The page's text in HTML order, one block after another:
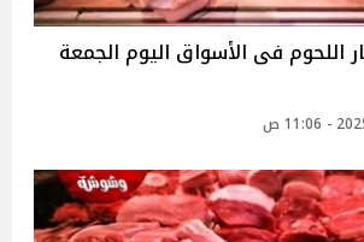
تعرف على أسعار اللحوم فى الأسواق‎‎ اليوم الجمعة